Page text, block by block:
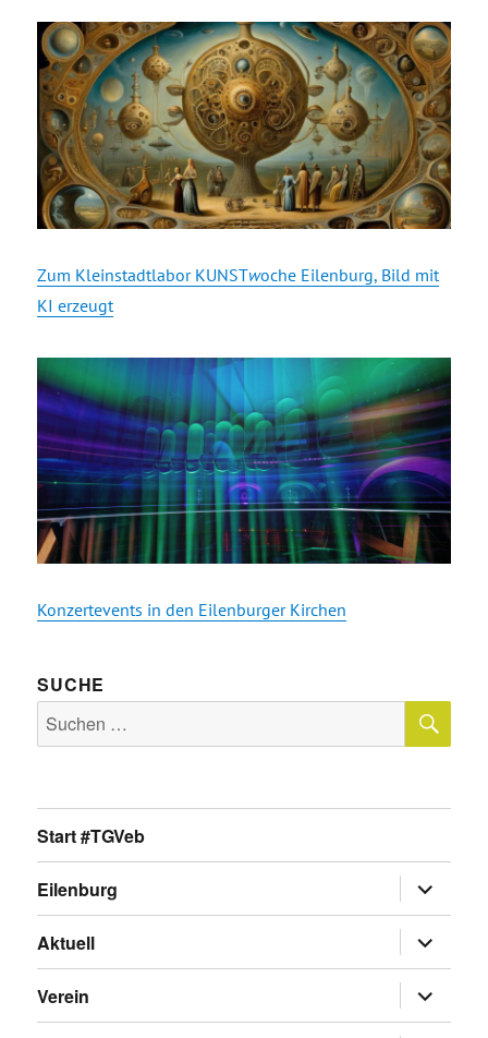
Zum Kleinstadtlabor KUNSTwoche Eilenburg, Bild mit
KI erzeugt
Konzertevents in den Eilenburger Kirchen
SUCHE
Suche
nach:
Start #TGVeb
Eilenburg
anzeigen
Aktuell
anzeigen
Verein
anzeigen